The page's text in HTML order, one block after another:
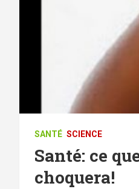
SANTÉ SCIENCE
Santé: ce
choquera!